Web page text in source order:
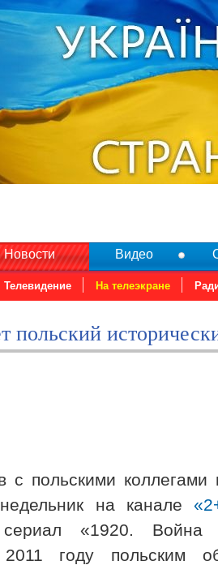
Новости
Телевидение На телеэкране
Видео
польский
польскими коллегами
на канале
сериал «1920.
году польским